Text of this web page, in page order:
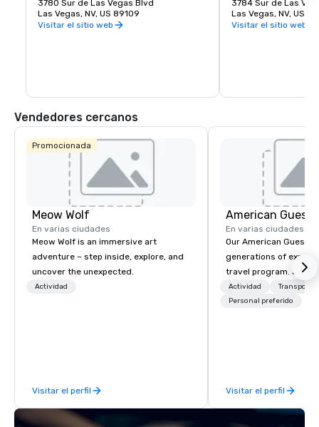
y establece un nuevo estándar en cuanto
a lo que significa entretenimiento en la
ciudad que mejor lo hace. El T-Mobile
3780 Sur de Las Vegas Blvd
Las Vegas, NV, US 89109
Visitar el sitio web
excepción. MGM
la experiencia
creando un destino
la energía y la
3784 Sur de Las
Las Vegas, NV, US
Visitar el sitio web
Vendedores cercanos
Promocionada
Meow Wolf
En varias ciudades
Meow Wolf is an immersive art
adventure – step inside, explore, and
uncover the unexpected.
Actividad
Visitar el perfil
American Guest
En varias ciudades
Our American Guest
generations of
travel program. Since
mission has been to
imagination of your
management, we
if we were the client.
Actividad
Transporte
Personal preferido
Visitar el perfil